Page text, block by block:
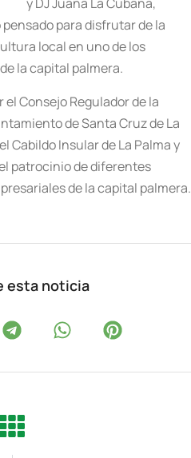
para disfrutar de la
local en uno de los
la capital palmera.
Consejo Regulador de la
de Santa Cruz de La
Cabildo Insular de La Palma y
patrocinio de diferentes
de la capital palmera.
esta noticia